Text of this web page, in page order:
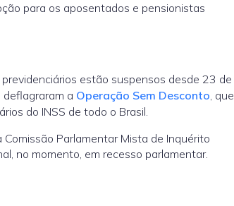
para os aposentados e pensionistas
estão suspensos desde 23 de
deflagraram a Operação Sem Desconto, que
do INSS de todo o Brasil.
Parlamentar Mista de Inquérito
no momento, em recesso parlamentar.